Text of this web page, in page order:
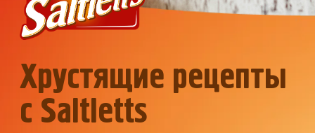
Хрустящие рецепты
с Saltletts